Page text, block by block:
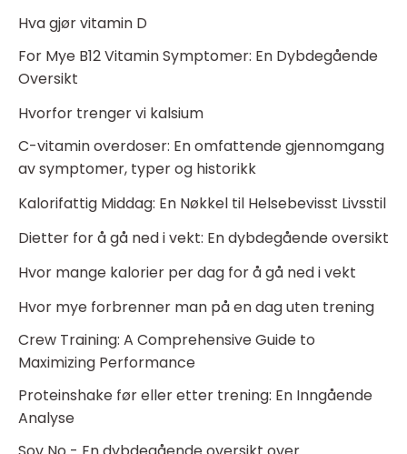
Hva gjør vitamin D
For Mye B12 Vitamin Symptomer: En Dybdegående
Oversikt
Hvorfor trenger vi kalsium
C-vitamin overdoser: En omfattende gjennomgang
av symptomer, typer og historikk
Kalorifattig Middag: En Nøkkel til Helsebevisst Livsstil
Dietter for å gå ned i vekt: En dybdegående oversikt
Hvor mange kalorier per dag for å gå ned i vekt
Hvor mye forbrenner man på en dag uten trening
Crew Training: A Comprehensive Guide to
Maximizing Performance
Proteinshake før eller etter trening: En Inngående
Analyse